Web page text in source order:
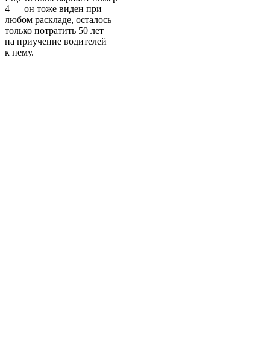
4 — он тоже виден при
любом раскладе, осталось
только потратить 50 лет
на приучение водителей
к нему.